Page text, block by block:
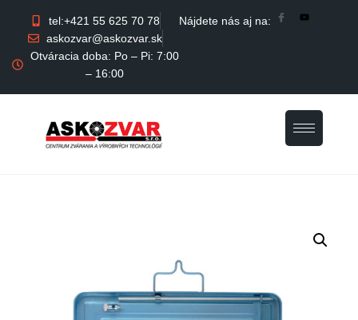
tel:+421 55 625 70 78
askozvar@askozvar.sk
Otváracia doba: Po – Pi: 7:00
– 16:00
Nájdete nás aj na: